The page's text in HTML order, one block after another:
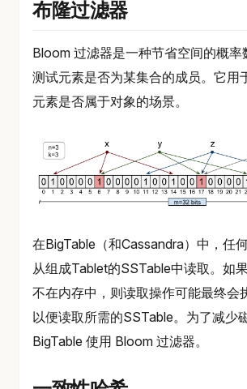
布隆过滤器
Bloom 过滤器是一种节省空间的概率
测试元素是否为某集合的成员。它用
元素是否属于对象的场景。
在BigTable（和Cassandra）中，任
从组成Tablet的SSTable中读取。如
不在内存中，则读取操作可能最终会
以便读取所需的SSTable。为了减少
BigTable 使用 Bloom 过滤器。